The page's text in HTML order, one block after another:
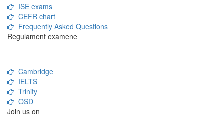
ISE exams
CEFR chart
Frequently Asked Questions
Regulament examene
Cambridge
IELTS
Trinity
OSD
Join us on